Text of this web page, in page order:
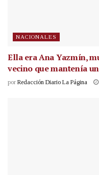
NACIONALES
Ella era Ana Yazmín,
vecino que mantenía
por Redacción Diario La Página